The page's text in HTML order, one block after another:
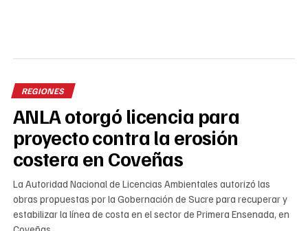
REGIONES
ANLA otorgó licencia para
proyecto contra la erosión
costera en Coveñas
La Autoridad Nacional de Licencias Ambientales autorizó las
obras propuestas por la Gobernación de Sucre para recuperar y
estabilizar la línea de costa en el sector de Primera Ensenada, en